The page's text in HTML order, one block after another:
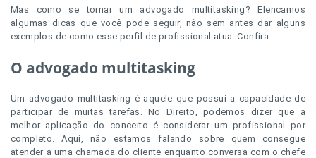
Mas como se tornar um advogado multitasking? Elencamos
algumas dicas que você pode seguir, não sem antes dar alguns
exemplos de como esse perfil de profissional atua. Confira.
O advogado multitasking
Um advogado multitasking é aquele que possui a capacidade de
participar de muitas tarefas. No Direito, podemos dizer que a
melhor aplicação do conceito é considerar um profissional por
completo. Aqui, não estamos falando sobre quem consegue
atender a uma chamada do cliente enquanto conversa com o chefe